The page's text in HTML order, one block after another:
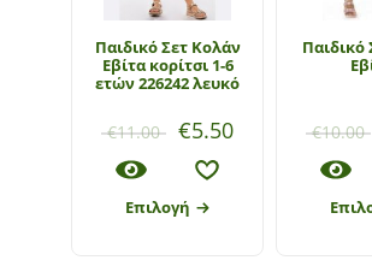
Παιδικό Σετ Κολάν
Εβίτα κορίτσι 1-6
ετών 226242 λευκό
€11.00 €5.50
Επιλογή
Παιδικό
€10.00